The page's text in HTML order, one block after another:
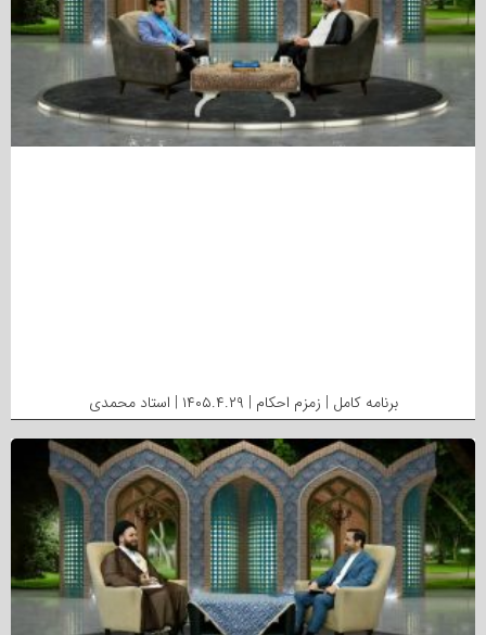
برنامه کامل | زمزم احکام | ۱۴۰۵.۴.۲۹ | استاد محمدی